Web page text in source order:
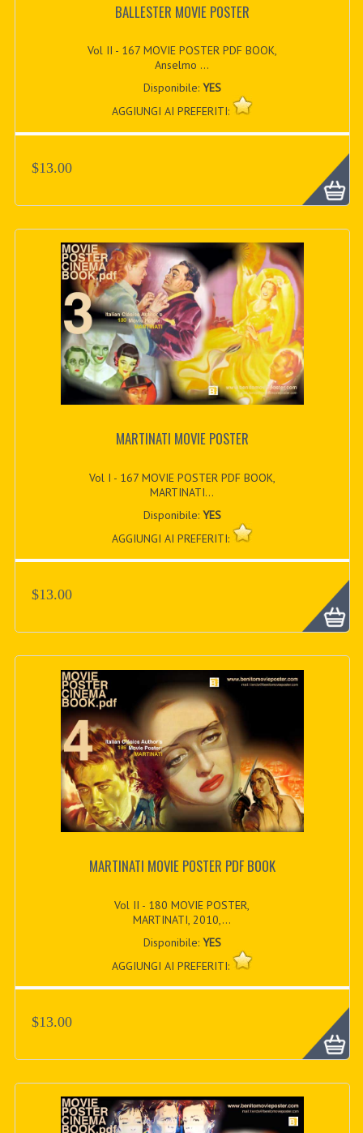
BALLESTER MOVIE POSTER
Vol II - 167 MOVIE POSTER PDF BOOK,
Anselmo ...
Disponibile: YES
AGGIUNGI AI PREFERITI:
$13.00
MARTINATI MOVIE POSTER
Vol I - 167 MOVIE POSTER PDF BOOK,
MARTINATI...
Disponibile: YES
AGGIUNGI AI PREFERITI:
$13.00
MARTINATI MOVIE POSTER PDF BOOK
Vol II - 180 MOVIE POSTER,
MARTINATI, 2010,...
Disponibile: YES
AGGIUNGI AI PREFERITI:
$13.00